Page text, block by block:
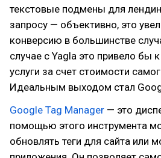
текстовые подмены для
запросу — объективно, это
конверсию в большинстве
случае с Yagla это привело бы
услуги за счет стоимости
Идеальным выходом стал
Google Tag Manager — это
помощью этого инструмента
обновлять теги для сайта или